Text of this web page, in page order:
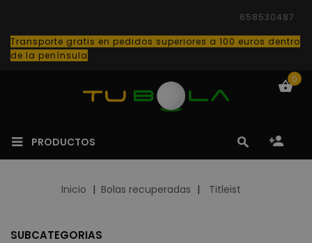
658530487
Transporte gratis en pedidos superiores a 100 euros dentro
de la península
0
PRODUCTOS
Inicio Bolas recuperadas Titleist
SUBCATEGORIAS